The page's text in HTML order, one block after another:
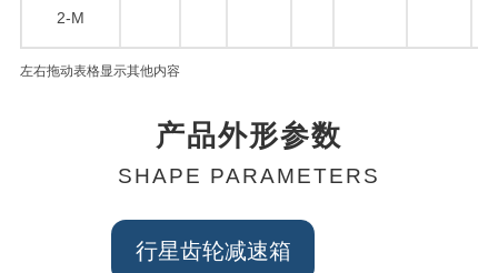
2-M
左右拖动表格显示其他内容
产品外形参数
SHAPE PARAMETERS
行星齿轮减速箱